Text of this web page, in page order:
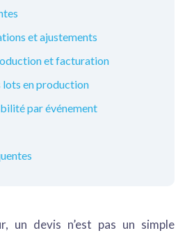
et ajustements
et facturation
en production
par événement
un devis n’est pas un simple